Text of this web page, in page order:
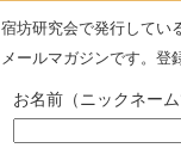
宿坊研究会で発行してい
メールマガジンです。登
お名前（ニックネーム